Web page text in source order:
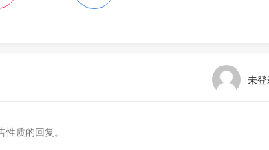
未登